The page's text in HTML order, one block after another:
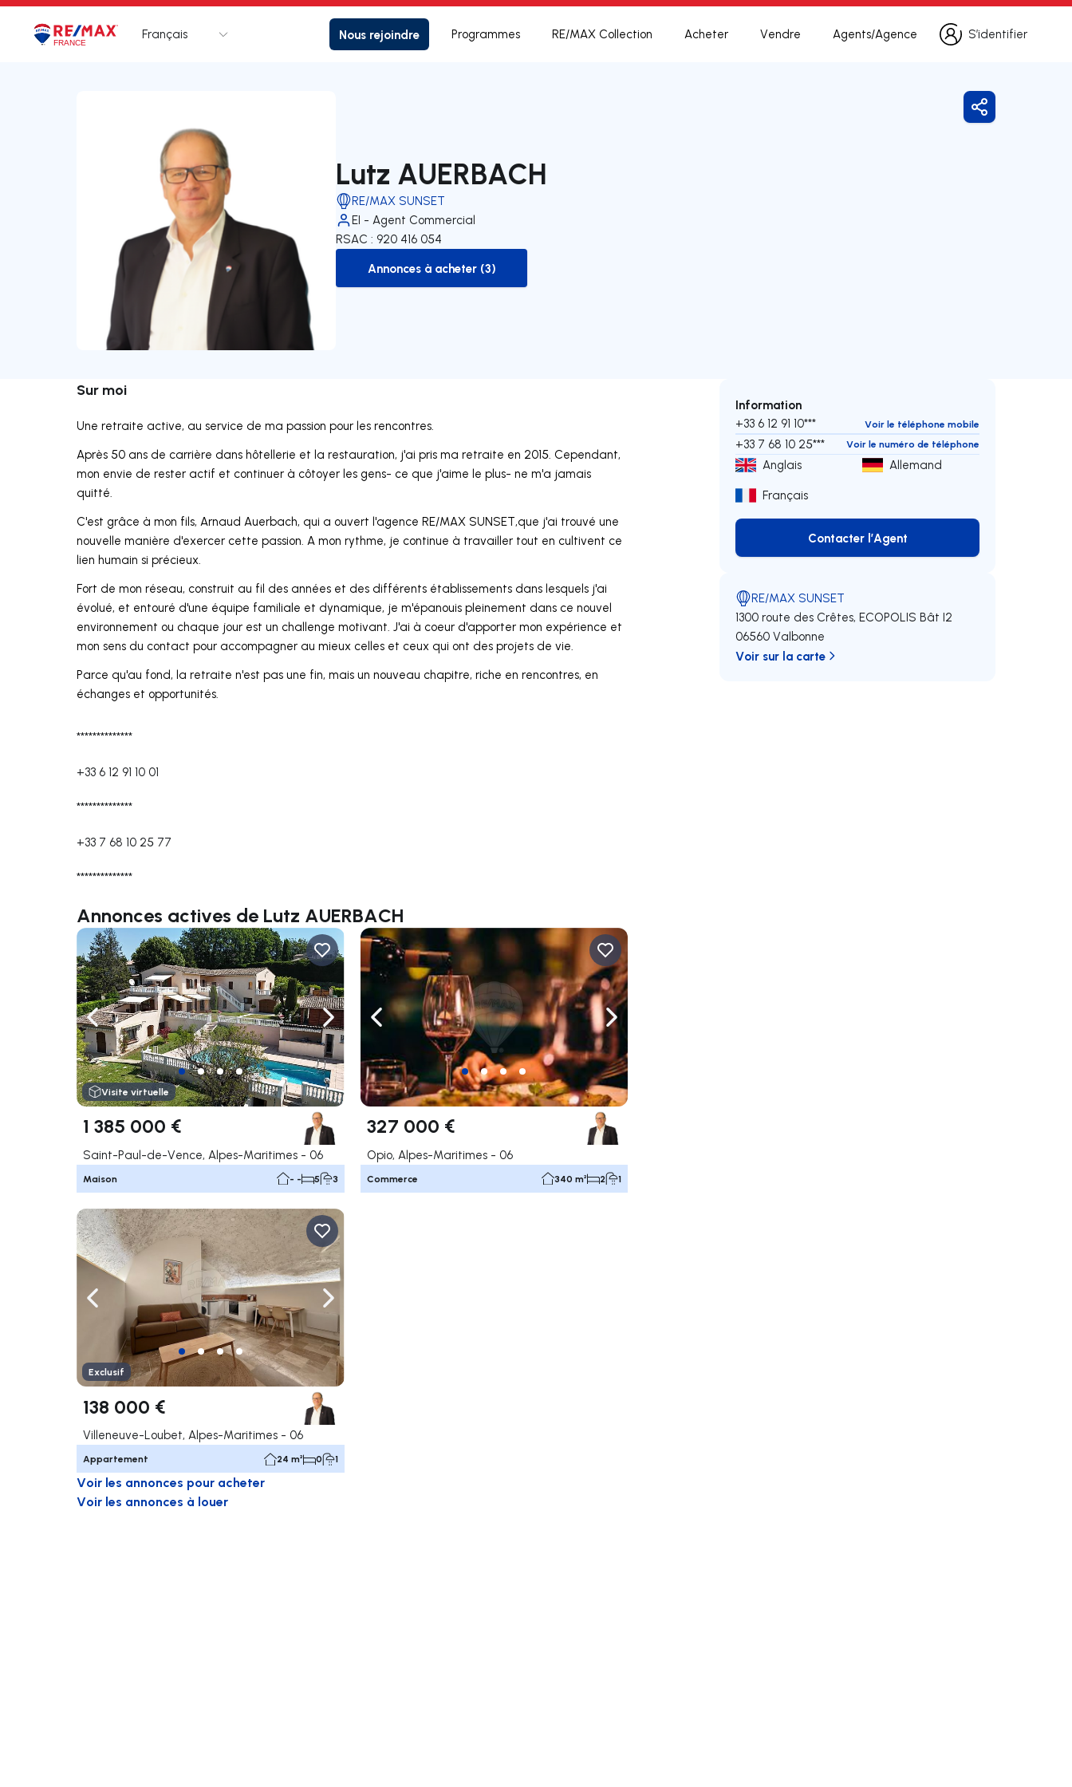
LogoAller à la page d’accueil
Français Nous rejoindre Programmes RE/MAX Collection Acheter Vendre Agents/Agence
S’identifier
S’identifier
Lutz AUERBACH
RE/MAX SUNSET
EI - Agent Commercial
RSAC : 920 416 054
to-buy-listing
Annonces à acheter (3)
Partager
Sur moi
Une retraite active, au service de ma passion pour les rencontres.
Après 50 ans de carrière dans hôtellerie et la restauration, j'ai pris ma retraite en 2015. Cependant,
mon envie de rester actif et continuer à côtoyer les gens- ce que j'aime le plus- ne m'a jamais
quitté.
C'est grâce à mon fils, Arnaud Auerbach, qui a ouvert l'agence RE/MAX SUNSET,que j'ai trouvé une
nouvelle manière d'exercer cette passion. A mon rythme, je continue à travailler tout en cultivent ce
lien humain si précieux.
Fort de mon réseau, construit au fil des années et des différents établissements dans lesquels j'ai
évolué, et entouré d'une équipe familiale et dynamique, je m'épanouis pleinement dans ce nouvel
environnement ou chaque jour est un challenge motivant. J'ai à coeur d'apporter mon expérience et
mon sens du contact pour accompagner au mieux celles et ceux qui ont des projets de vie.
Parce qu'au fond, la retraite n'est pas une fin, mais un nouveau chapitre, riche en rencontres, en
échanges et opportunités.
**************
+33 6 12 91 10 01
**************
+33 7 68 10 25 77
**************
Annonces actives de Lutz AUERBACH
Naviguer vers la gauche Naviguer vers la droite
Visite virtuelle
1 385 000 €
Saint-Paul-de-Vence, Alpes-Maritimes - 06
Maison - - 5 3
Naviguer vers la gauche Naviguer vers la droite
327 000 €
Opio, Alpes-Maritimes - 06
Commerce 340 m² 2 1
Naviguer vers la gauche Naviguer vers la droite
Exclusif
138 000 €
Villeneuve-Loubet, Alpes-Maritimes - 06
Appartement 24 m² 0 1
Voir les annonces pour acheter
Voir les annonces à louer
Information
+33 6 12 91 10*** Voir le téléphone mobile
+33 7 68 10 25*** Voir le numéro de téléphone
Anglais
Allemand
Français
Contacter l’Agent
Contacter l’Agent
RE/MAX SUNSET
1300 route des Crêtes, ECOPOLIS Bât I2
06560 Valbonne
Voir sur la carte